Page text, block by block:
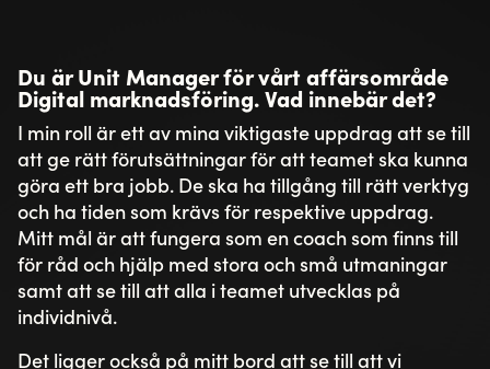
Du är Unit Manager för vårt affärsområde
Digital marknadsföring. Vad innebär det?
I min roll är ett av mina viktigaste uppdrag att se till
att ge rätt förutsättningar för att teamet ska kunna
göra ett bra jobb. De ska ha tillgång till rätt verktyg
och ha tiden som krävs för respektive uppdrag.
Mitt mål är att fungera som en coach som finns till
för råd och hjälp med stora och små utmaningar
samt att se till att alla i teamet utvecklas på
individnivå.
Det ligger också på mitt bord att se till att vi